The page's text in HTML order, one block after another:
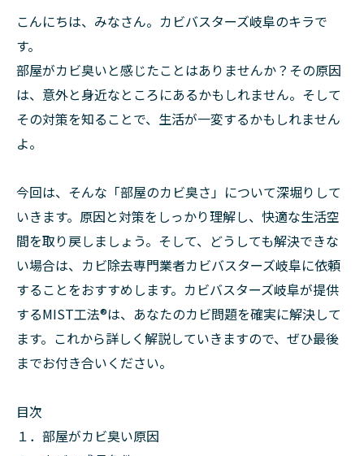
こんにちは、みなさん。カビバスターズ岐阜のキラで
す。
部屋がカビ臭いと感じたことはありませんか？その原因
は、意外と身近なところにあるかもしれません。そして
その対策を知ることで、生活が一変するかもしれません
よ。
今回は、そんな「部屋のカビ臭さ」について深堀りして
いきます。原因と対策をしっかり理解し、快適な生活空
間を取り戻しましょう。そして、どうしても解決できな
い場合は、カビ除去専門業者カビバスターズ岐阜に依頼
することをおすすめします。カビバスターズ岐阜が提供
するMIST工法®は、あなたのカビ問題を確実に解決して
ます。これから詳しく解説していきますので、ぜひ最後
までお付き合いください。
目次
１．部屋がカビ臭い原因